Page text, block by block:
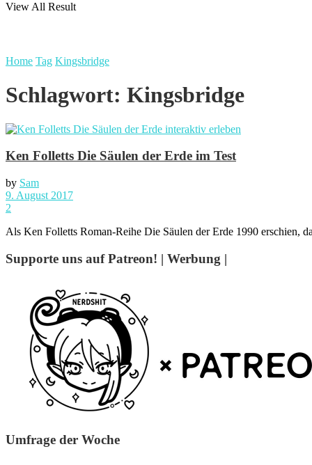
View All Result
Home Tag Kingsbridge
Schlagwort: Kingsbridge
Ken Folletts Die Säulen der Erde im Test
by Sam
9. August 2017
2
Als Ken Folletts Roman-Reihe Die Säulen der Erde 1990 erschien,
Supporte uns auf Patreon! | Werbung |
Umfrage der Woche